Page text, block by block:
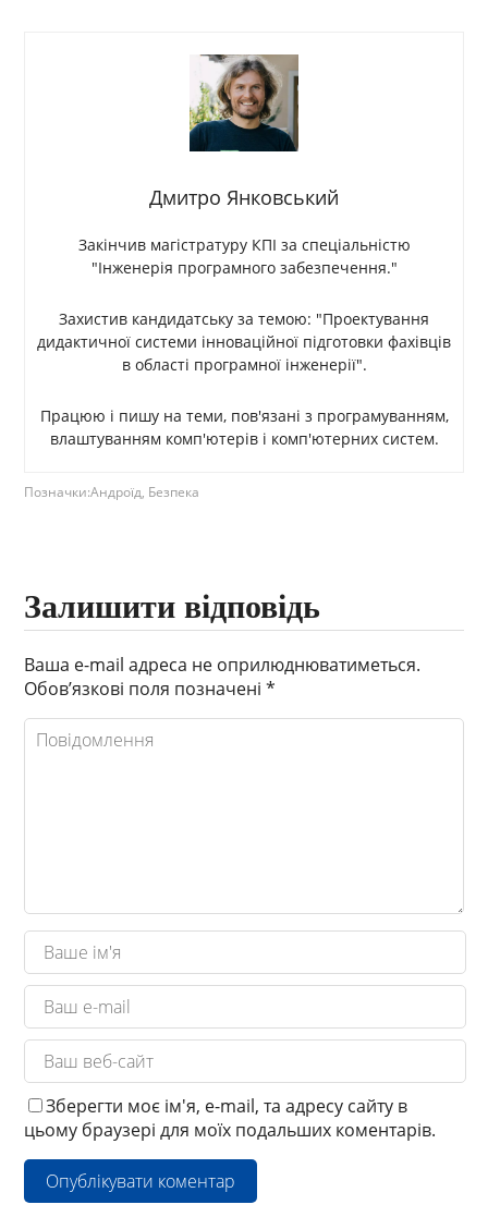
Дмитро Янковський
Закінчив магістратуру КПІ за спеціальністю
"Інженерія програмного забезпечення."
Захистив кандидатську за темою: "Проектування
дидактичної системи інноваційної підготовки фахівців
в області програмної інженерії".
Працюю і пишу на теми, пов'язані з програмуванням,
влаштуванням комп'ютерів і комп'ютерних систем.
Позначки:Андроїд, Безпека
Залишити відповідь
Ваша e-mail адреса не оприлюднюватиметься.
Обов’язкові поля позначені*
Зберегти моє ім'я, e-mail, та адресу сайту в
цьому браузері для моїх подальших коментарів.